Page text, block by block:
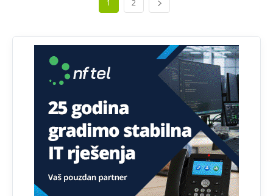
1 2
Dobro zboris 791,ovaj721 dok nije bilo interneta,samo
Анонимно2807895 12:18
Drzi pod kontrolom tri stvari jezik,karakter i
ponasanje...Uzivotu brani tri stvari:cast,prijatelja i
slabije.Iz zivota iskljuci tri stvari uvredu,neznanje i
dok si ziv gaji tri stvari dobrotu,pamet i
prijateljstvo!!
Анонимно2806721 12:39
791 BiH nije priznala Kosovo kao nezavisnu državu jer
genocidna tvorevina pravi smetnju a recimo Srbija je
davnopriznala.Na svakom proizvodu iz Srbije stoji -
uvoznik za Kosovo